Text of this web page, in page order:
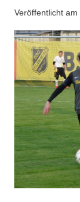
Veröffentlicht am